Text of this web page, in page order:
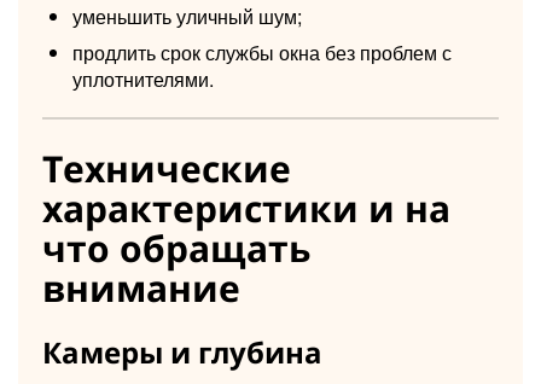
уменьшить уличный шум;
продлить срок службы окна без проблем с
уплотнителями.
Технические
характеристики и на
что обращать
внимание
Камеры и глубина